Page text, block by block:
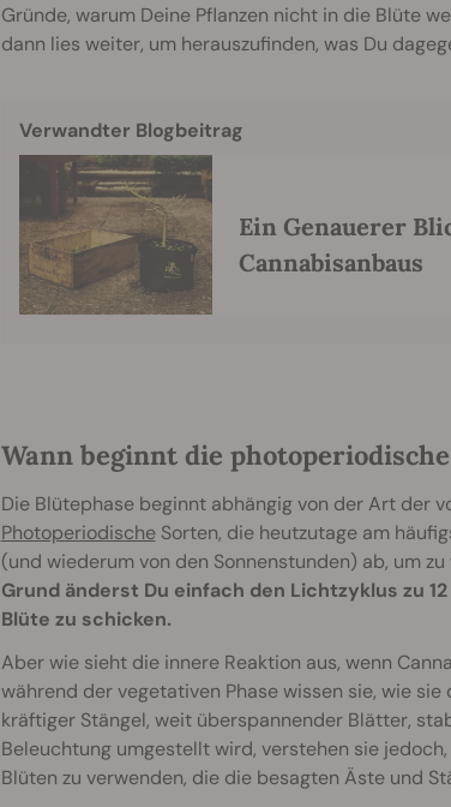
Gründe, warum Deine Pflanzen nicht in die Blüte
dann lies weiter, um herauszufinden, was Du
Verwandter Blogbeitrag
Ein Genauerer
Cannabisanbaus
Wann beginnt die
Die Blütephase beginnt abhängig von der Art der
PhotoperiodischeSorten, die heutzutage am
(und wiederum von den Sonnenstunden) ab, um
Grund änderst Du einfach den Lichtzyklus zu
Blüte zu schicken.
Aber wie sieht die innere Reaktion aus, wenn
während der vegetativen Phase wissen sie, wie
kräftiger Stängel, weit überspannender Blätter,
Beleuchtung umgestellt wird, verstehen sie
Blüten zu verwenden, die die besagten Äste und